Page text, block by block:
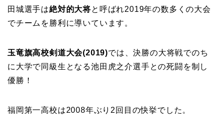
田城選手は絶対的大将と呼ばれ2019年の数多くの大会
でチームを勝利に導いています。
玉竜旗高校剣道大会(2019)では、決勝の大将戦でのち
に大学で同級生となる池田虎之介選手との死闘を制し
優勝！
福岡第一高校は2008年ぶり2回目の快挙でした。